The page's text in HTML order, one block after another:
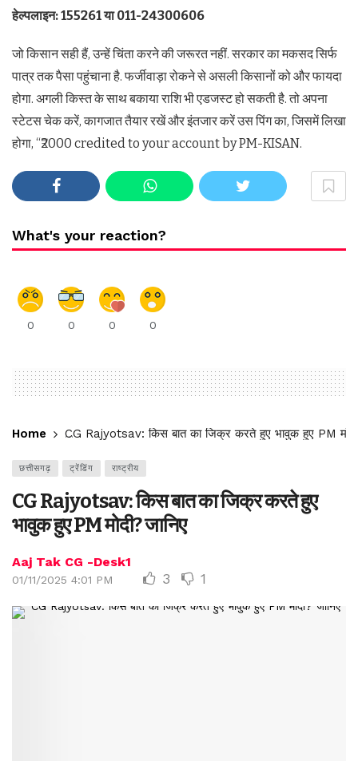
हेल्पलाइन: 155261 या 011-24300606
जो किसान सही हैं, उन्हें चिंता करने की जरूरत नहीं. सरकार का मकसद सिर्फ
पात्र तक पैसा पहुंचाना है. फर्जीवाड़ा रोकने से असली किसानों को और फायदा
होगा. अगली किस्त के साथ बकाया राशि भी एडजस्ट हो सकती है. तो अपना
स्टेटस चेक करें, कागजात तैयार रखें और इंतजार करें उस पिंग का, जिसमें लिखा
होगा, “₹2000 credited to your account by PM-KISAN.
What's your reaction?
0 0 0 0
Home CG Rajyotsav: किस बात का जिक्र करते हुए भावुक हुए PM
छत्तीसगढ़ ट्रेंडिंग राष्ट्रीय
CG Rajyotsav: किस बात का जिक्र करते हुए
भावुक हुए PM मोदी? जानिए
Aaj Tak CG -Desk1
01/11/2025 4:01 PM 3 1